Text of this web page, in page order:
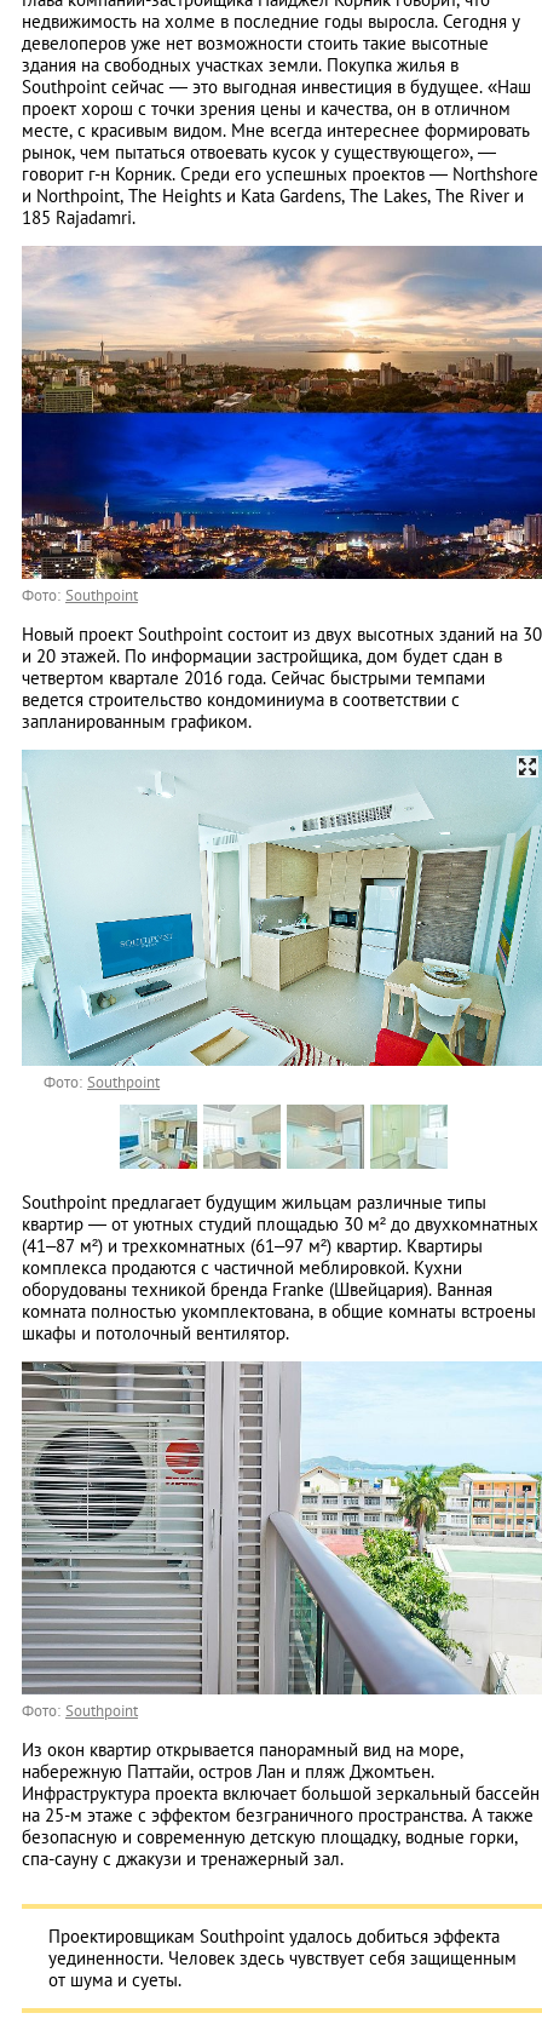
недвижимость на холме в последние годы выросла. Сегодня у
девелоперов уже нет возможности стоить такие высотные
здания на свободных участках земли. Покупка жилья в
Southpoint сейчас — это выгодная инвестиция в будущее. «Наш
проект хорош с точки зрения цены и качества, он в отличном
месте, с красивым видом. Мне всегда интереснее формировать
рынок, чем пытаться отвоевать кусок у существующего», —
говорит г-н Корник. Среди его успешных проектов — Northshore
и Northpoint, The Heights и Kata Gardens, The Lakes, The River и
185 Rajadamri.
Фото: Southpoint
Новый проект Southpoint состоит из двух высотных зданий на 30
и 20 этажей. По информации застройщика, дом будет сдан в
четвертом квартале 2016 года. Сейчас быстрыми темпами
ведется строительство кондоминиума в соответствии с
запланированным графиком.
Фото:Southpoint
Southpoint предлагает будущим жильцам различные типы
квартир — от уютных студий площадью 30 м² до двухкомнатных
(41–87 м²) и трехкомнатных (61–97 м²) квартир. Квартиры
комплекса продаются с частичной меблировкой. Кухни
оборудованы техникой бренда Franke (Швейцария). Ванная
комната полностью укомплектована, в общие комнаты встроены
шкафы и потолочный вентилятор.
Фото: Southpoint
Из окон квартир открывается панорамный вид на море,
набережную Паттайи, остров Лан и пляж Джомтьен.
Инфраструктура проекта включает большой зеркальный бассейн
на 25-м этаже с эффектом безграничного пространства. А также
безопасную и современную детскую площадку, водные горки,
спа-сауну с джакузи и тренажерный зал.
Проектировщикам Southpoint удалось добиться эффекта
уединенности. Человек здесь чувствует себя защищенным
от шума и суеты.